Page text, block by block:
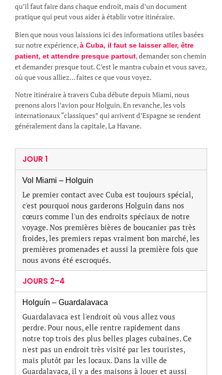
qu’il faut faire dans chaque endroit, mais d’un document
pratique qui peut vous aider à établir votre itinéraire.
Bien que nous vous laissions ici des informations utiles basées
sur notre expérience,à Cuba, il faut se laisser aller, être
patient, et attendre presque partout, demander son chemin
et demander presque tout. C’est le mantra cubain et vous savez,
où que vous alliez… faites ce que vous voyez.
Notre itinéraire à travers Cuba débute depuis Miami, nous
prenons alors l’avion pour Holguin. En revanche, les vols
internationaux “classiques” qui arrivent d’Espagne se rendent
généralement dans la capitale, La Havane.
JOUR 1
Vol Miami – Holguin
Le premier contact avec Cuba est toujours spécial,
c'est pourquoi nous garderons Holguin dans nos
cœurs comme l'un des endroits spéciaux de notre
voyage. Nos premières bières de boucanier pas très
froides, les premiers repas vraiment bon marché, les
premières promenades et aussi la première fois que
nous avons été escroqués.
JOURS 2–4
Holguín – Guardalavaca
Guardalavaca est l'endroit où vous allez vous
perdre. Pour nous, elle rentre rapidement dans
notre top trois des plus belles plages cubaines. Ce
n'est pas un endroit très visité par les touristes,
mais plutôt par les locaux. Dans la ville de
Guardalavaca, il y a des maisons à louer et aussi